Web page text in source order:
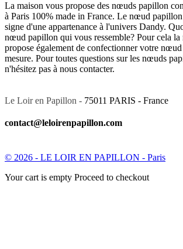
La maison vous propose des nœuds papillon
à Paris 100% made in France. Le nœud
signe d'une appartenance à l'univers Dandy.
nœud papillon qui vous ressemble? Pour cela la
propose également de confectionner votre
mesure. Pour toutes questions sur les nœuds
n'hésitez pas à nous contacter.
Le Loir en Papillon - 75011 PARIS - France
contact@leloirenpapillon.com
© 2026 - LE LOIR EN PAPILLON - Paris
Your cart is empty Proceed to checkout